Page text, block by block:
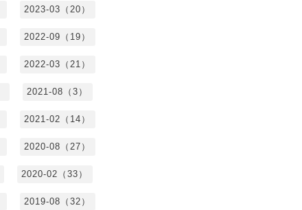
2023-03（20）
2022-09（19）
2022-03（21）
2021-08（3）
2021-02（14）
2020-08（27）
2020-02（33）
2019-08（32）